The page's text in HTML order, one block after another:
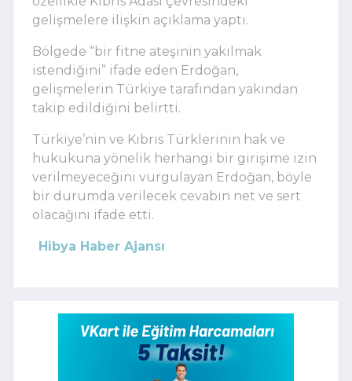
gelişmelere ilişkin açıklama yaptı.
Bölgede “bir fitne ateşinin yakılmak
istendiğini” ifade eden Erdoğan,
gelişmelerin Türkiye tarafından yakından
takip edildiğini belirtti.
Türkiye’nin ve Kıbrıs Türklerinin hak ve
hukukuna yönelik herhangi bir girişime izin
verilmeyeceğini vurgulayan Erdoğan, böyle
bir durumda verilecek cevabın net ve sert
olacağını ifade etti.
Hibya Haber Ajansı